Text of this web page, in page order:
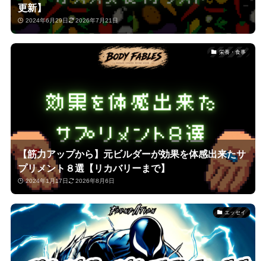
更新】
2024年6月29日 2026年7月21日
栄養・食事
【筋力アップから】元ビルダーが効果を体感出来たサ
プリメント８選【リカバリーまで】
2024年1月17日 2026年8月6日
エッセイ